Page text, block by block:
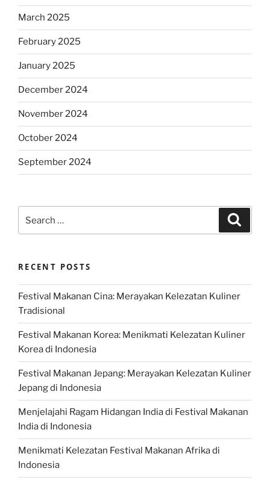
March 2025
February 2025
January 2025
December 2024
November 2024
October 2024
September 2024
for:
RECENT POSTS
Festival Makanan Cina: Merayakan Kelezatan Kuliner
Tradisional
Festival Makanan Korea: Menikmati Kelezatan Kuliner
Korea di Indonesia
Festival Makanan Jepang: Merayakan Kelezatan Kuliner
Jepang di Indonesia
Menjelajahi Ragam Hidangan India di Festival Makanan
India di Indonesia
Menikmati Kelezatan Festival Makanan Afrika di
Indonesia